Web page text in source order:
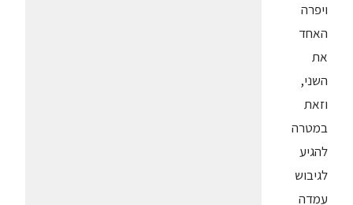
ויפרה
האחד
את
השני,
וזאת
במטרה
להגיע
לגיבוש
עמדה